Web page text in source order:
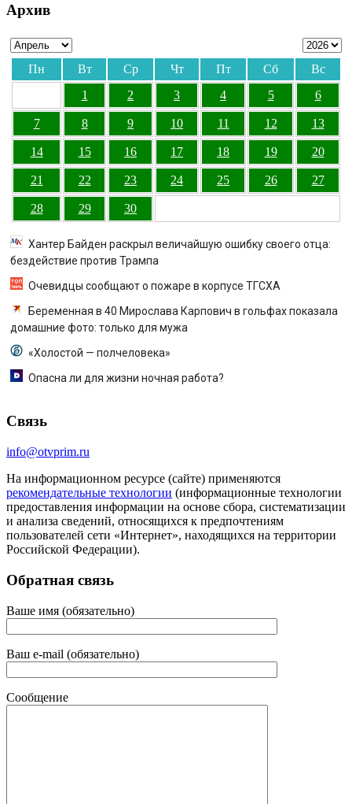
Архив
Пн Вт Ср Чт Пт Сб
Вс
1
2 3 4 5 6
7 8 9 10 11 12 13
14 15 16 17 18 19 20
21 22 23 24 25 26 27
28 29 30
Хантер Байден раскрыл величайшую ошибку своего отца:
бездействие против Трампа
Очевидцы сообщают о пожаре в корпусе ТГСХА
Беременная в 40 Мирослава Карпович в гольфах показала
домашние фото: только для мужа
«Холостой — полчеловека»
Опасна ли для жизни ночная работа?
Связь
info@otvprim.ru
На информационном ресурсе (сайте) применяются
рекомендательные технологии (информационные технологии
предоставления информации на основе сбора, систематизации
и анализа сведений, относящихся к предпочтениям
пользователей сети «Интернет», находящихся на территории
Российской Федерации).
Обратная связь
Ваше имя (обязательно)
Ваш e-mail (обязательно)
Сообщение